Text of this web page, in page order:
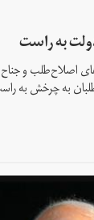
به راست
اصلاح‌طلب و
به چرخش به